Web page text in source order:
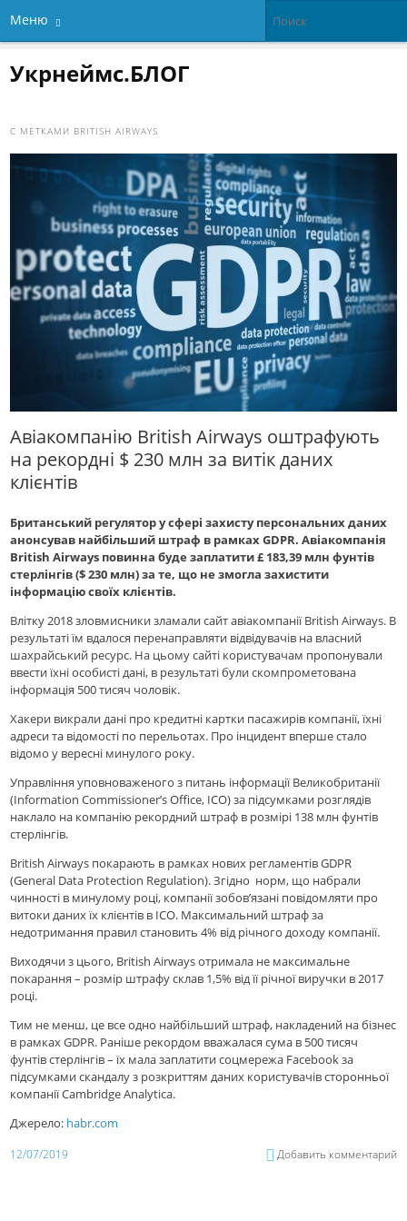
Меню
Укрнеймс.БЛОГ
С МЕТКАМИ BRITISH AIRWAYS
Авіакомпанію British Airways оштрафують
на рекордні $ 230 млн за витік даних
клієнтів
Британський регулятор у сфері захисту персональних даних
анонсував найбільший штраф в рамках GDPR. Авіакомпанія
British Airways повинна буде заплатити £ 183,39 млн фунтів
стерлінгів ($ 230 млн) за те, що не змогла захистити
інформацію своїх клієнтів.
Влітку 2018 зловмисники зламали сайт авіакомпанії British Airways. В
результаті їм вдалося перенаправляти відвідувачів на власний
шахрайський ресурс. На цьому сайті користувачам пропонували
ввести їхні особисті дані, в результаті були скомпрометована
інформація 500 тисяч чоловік.
Хакери викрали дані про кредитні картки пасажирів компанії, їхні
адреси та відомості по перельотах. Про інцидент вперше стало
відомо у вересні минулого року.
Управління уповноваженого з питань інформації Великобританії
(Information Commissioner’s Office, ICO) за підсумками розглядів
наклало на компанію рекордний штраф в розмірі 138 млн фунтів
стерлінгів.
British Airways покарають в рамках нових регламентів GDPR
(General Data Protection Regulation). Згідно норм, що набрали
чинності в минулому році, компанії зобов’язані повідомляти про
витоки даних їх клієнтів в ICO. Максимальний штраф за
недотримання правил становить 4% від річного доходу компанії.
Виходячи з цього, British Airways отримала не максимальне
покарання – розмір штрафу склав 1,5% від її річної виручки в 2017
році.
Тим не менш, це все одно найбільший штраф, накладений на бізнес
в рамках GDPR. Раніше рекордом вважалася сума в 500 тисяч
фунтів стерлінгів – їх мала заплатити соцмережа Facebook за
підсумками скандалу з розкриттям даних користувачів сторонньої
компанії Cambridge Analytica.
Джерело: habr.com
12/07/2019 Добавить комментарий